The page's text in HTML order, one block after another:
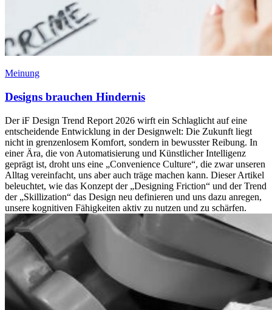
Meinung
Designs brauchen Hindernis
Der iF Design Trend Report 2026 wirft ein Schlaglicht auf eine
entscheidende Entwicklung in der Designwelt: Die Zukunft liegt
nicht in grenzenlosem Komfort, sondern in bewusster Reibung. In
einer Ära, die von Automatisierung und Künstlicher Intelligenz
geprägt ist, droht uns eine „Convenience Culture“, die zwar unseren
Alltag vereinfacht, uns aber auch träge machen kann. Dieser Artikel
beleuchtet, wie das Konzept der „Designing Friction“ und der Trend
der „Skillization“ das Design neu definieren und uns dazu anregen,
unsere kognitiven Fähigkeiten aktiv zu nutzen und zu schärfen.